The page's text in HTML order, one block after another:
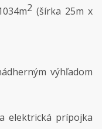
2 (šírka 25m x
výhľadom
elektrická prípojka